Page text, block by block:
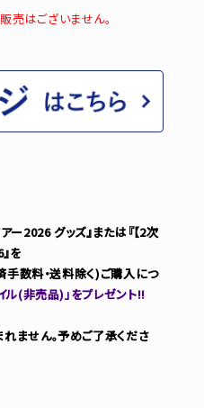
はございません。
ー2026 グッズ』または『【2次
を
数料・送料除く)ご購入につ
ル(非売品)」をプレゼント!!
ません。予めご了承くださ